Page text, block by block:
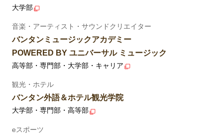
大学部
音楽・アーティスト・サウンドクリエイター
バンタンミュージックアカデミー
POWERED BY ユニバーサル ミュージック
高等部・専門部・大学部・キャリア
観光・ホテル
バンタン外語＆ホテル観光学院
大学部・専門部・高等部
eスポーツ